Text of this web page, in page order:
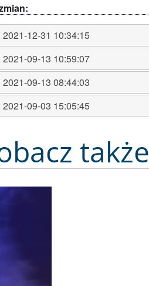
2021-12-31 10:34:15
2021-09-13 10:59:07
2021-09-13 08:44:03
2021-09-03 15:05:45
także